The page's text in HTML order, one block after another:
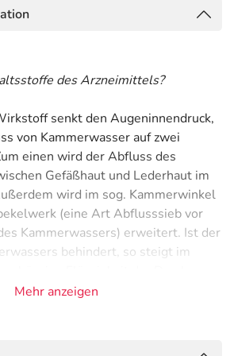
des Arzneimittels?
senkt den Augeninnendruck,
von Kammerwasser auf zwei
einen wird der Abfluss des
Gefäßhaut und Lederhaut im
wird im sog. Kammerwinkel
(eine Art Abflusssieb vor
Kammerwassers) erweitert. Ist der
behindert, so steigt im
Schäden am Auge entstehen.
des Kammerwassers verringert.
Mehr anzeigen